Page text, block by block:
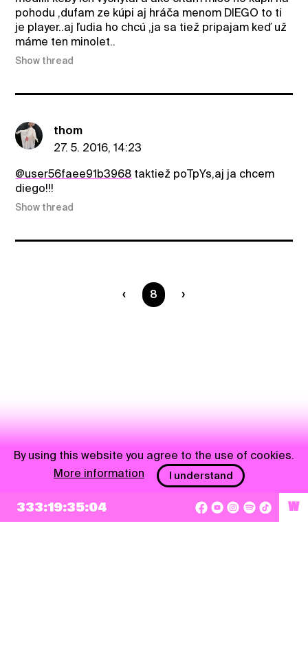
pohodu ,dufam ze kúpi aj hráča menom DIEGO to ti
je player..aj ľudia ho chcú ,ja sa tiež pripajam keď už
máme ten minolet..
Show thread
thom
27. 5. 2016, 14:23
@user56faee91b3968 taktiež poTpYs,aj ja chcem
diego!!!
Show thread
You are on page
8
333:19:35:04 W
By using this website you agree to the use of cookies.
More information
I understand